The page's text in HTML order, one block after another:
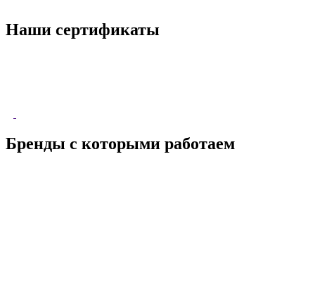
Наши сертификаты
Бренды с которыми работаем